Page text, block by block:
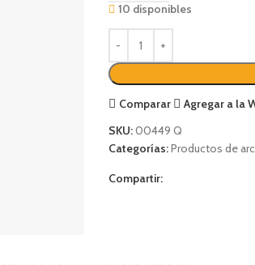
10 disponibles
Comparar
Agregar a la
SKU:00449 Q
Categorías:Productos de
Compartir: